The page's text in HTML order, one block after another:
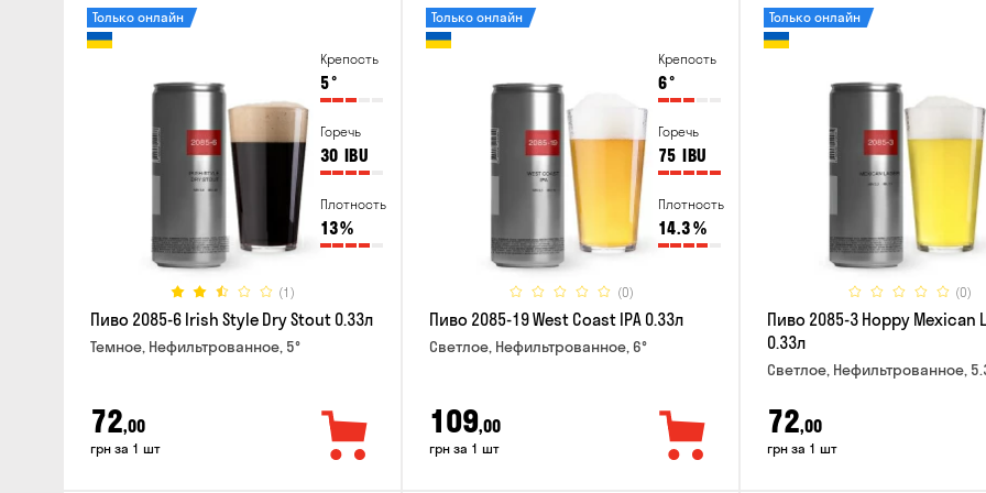
Крепость
5°
Горечь
30 IBU
Плотность
13%
(1)
Только онлайн
Пиво 2085-6 Irish Style Dry Stout 0.33л
Темное, Нефильтрованное, 5°
72,00
грн за 1 шт
Крепость
6°
Горечь
75 IBU
Плотность
14.3%
(0)
Только онлайн
Пиво 2085-19 West Coast IPA 0.33л
Светлое, Нефильтрованное, 6°
109,00
грн за 1 шт
(0)
Только онлайн
Пиво 2085-3 Hoppy Mexican
0.33л
Светлое, Нефильтрованное,
72,00
грн за 1 шт